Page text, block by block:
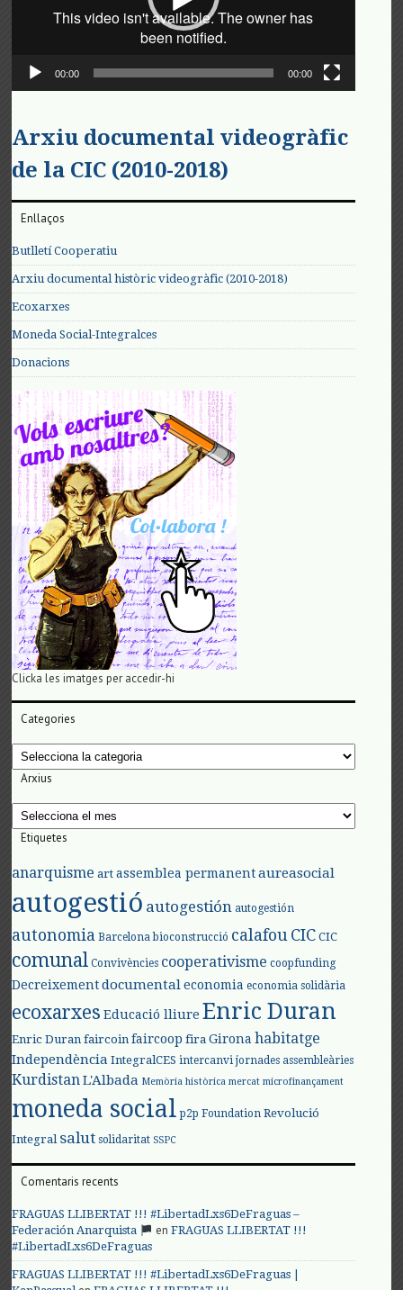
00:00 00:00
Arxiu documental videogràfic
de la CIC (2010-2018)
Enllaços
Butlletí Cooperatiu
Arxiu documental històric videogràfic (2010-2018)
Ecoxarxes
Moneda Social-Integralces
Donacions
Clicka les imatges per accedir-hi
Categories
Categories
Arxius
Arxius
Etiquetes
anarquisme art assemblea permanent aureasocial
autogestió autogestión autogestión
autonomia Barcelona bioconstrucció calafouCIC CIC
comunal Convivències cooperativisme coopfunding
Decreixement documental economia economia solidària
ecoxarxes Educació lliure Enric Duran
Enric Duran faircoin faircoop fira Girona habitatge
Independència IntegralCES intercanvi jornades assembleàries
KurdistanL'Albada Memòria històrica mercat microfinançament
moneda social p2p Foundation Revolució
Integral salut solidaritat SSPC
Comentaris recents
FRAGUAS LLIBERTAT !!! #LibertadLxs6DeFraguas –
Federación Anarquista
enFRAGUAS LLIBERTAT !!!
#LibertadLxs6DeFraguas
FRAGUAS LLIBERTAT !!! #LibertadLxs6DeFraguas |